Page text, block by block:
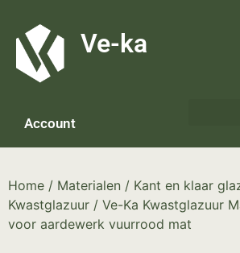
Ve-ka
Account
Home / Materialen / Kant en klaar
Kwastglazuur / Ve-Ka Kwastglazuur
voor aardewerk vuurrood mat